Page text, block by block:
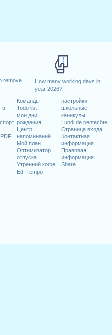
remove
How many working days in
year 2026?
в
Команды
Todo list
мои дни
рождения
Центр
напоминаний
Мой план
Оптимизатор
отпуска
Утренний кофе
Edf Tempo
настройки
школьные
каникулы
Lundi de pentecôte
Страница входа
Контактная
информация
Правовая
информация
Share